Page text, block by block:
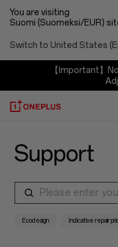
You are visiting
Suomi (Suomeksi/EUR)
Switch to United States
【Important】
Support
Please enter
Ecodesign Indicative repair